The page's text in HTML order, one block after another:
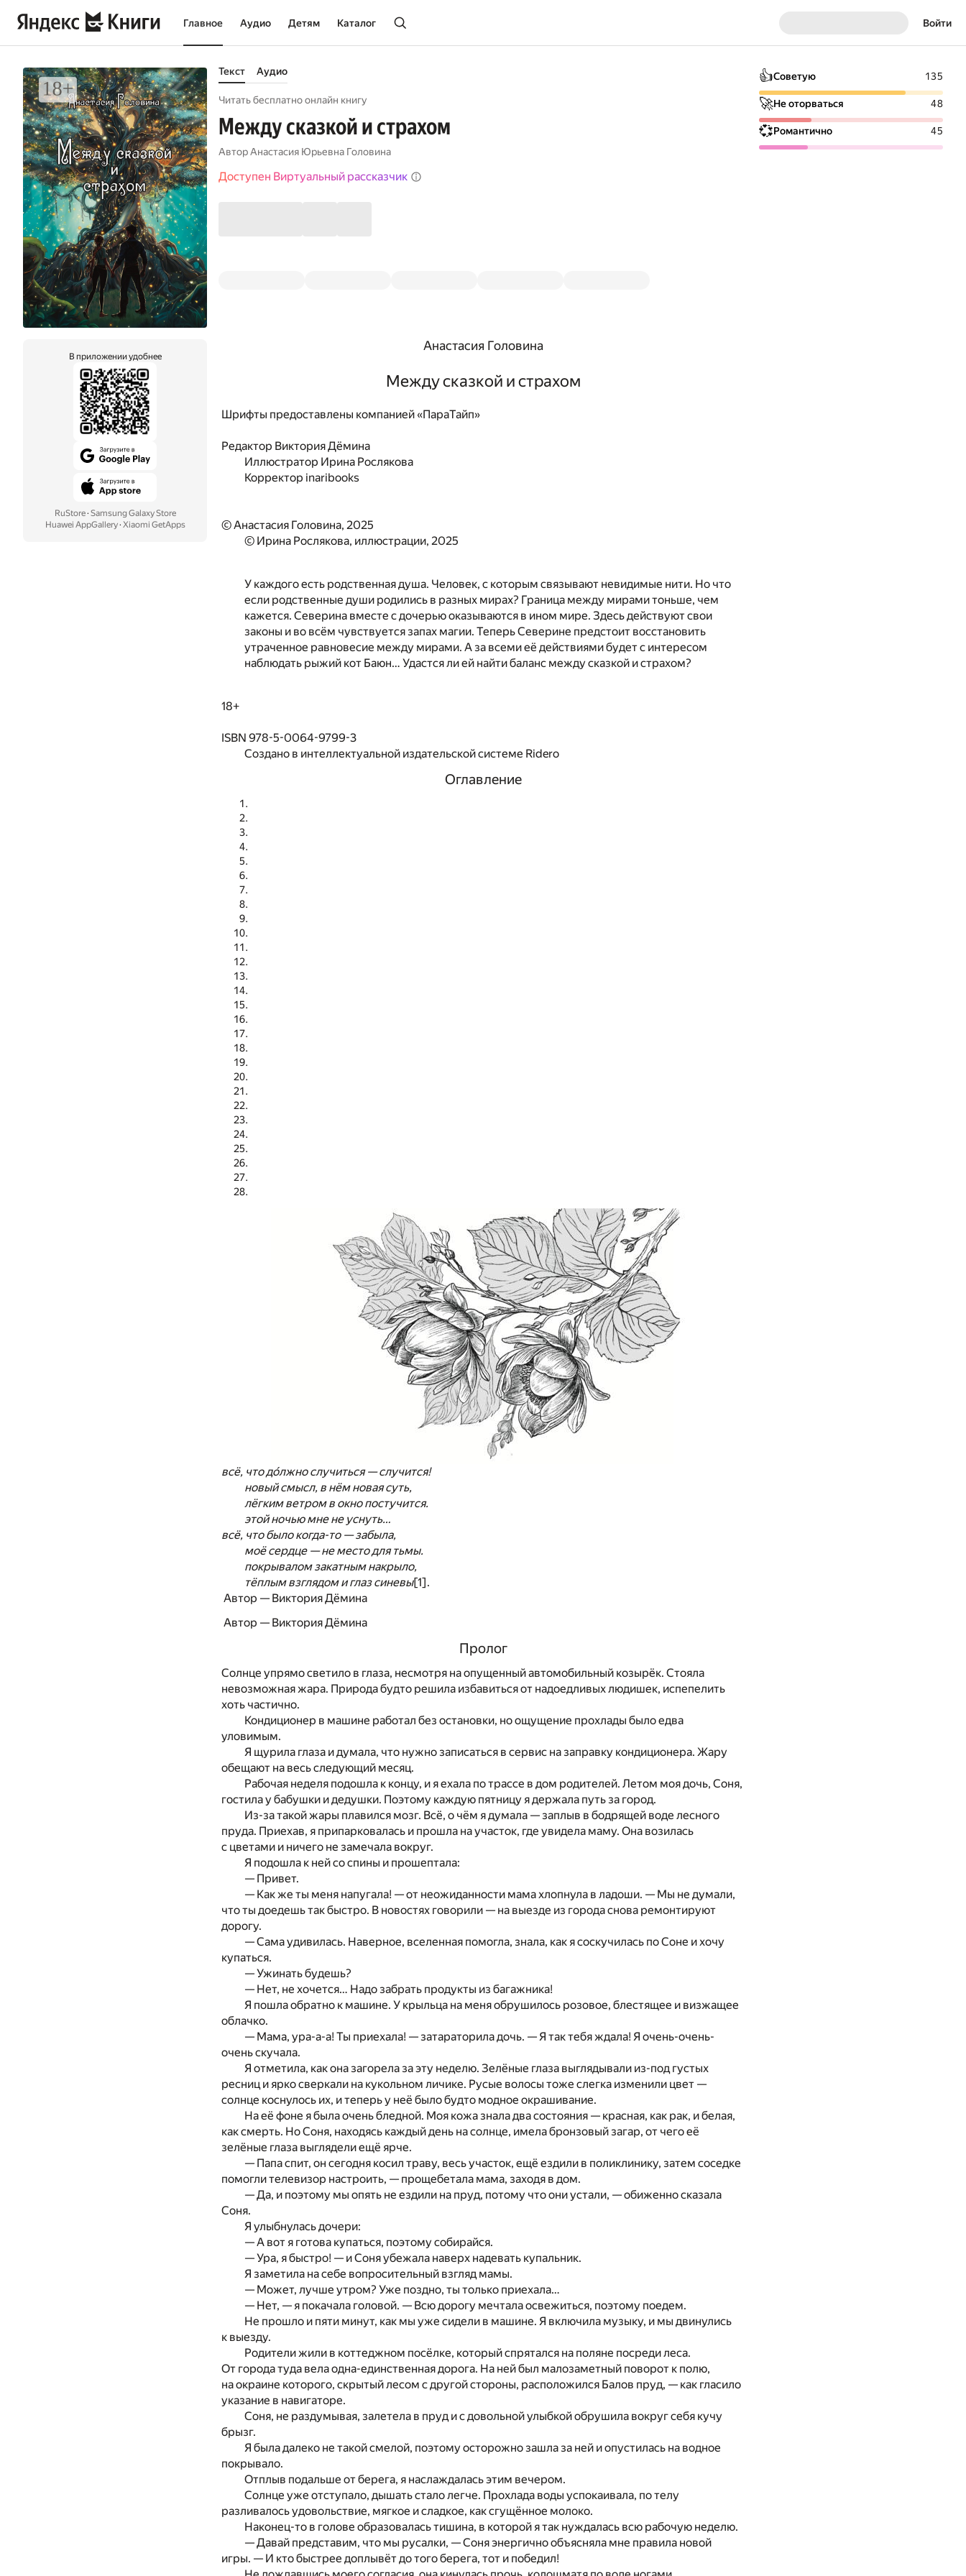
Главное Аудио Детям Каталог Войти
В приложении удобнее
RuStore· Samsung Galaxy Store
Huawei AppGallery· Xiaomi GetApps
Текст Аудио
Читать бесплатно онлайн книгу
Между сказкой и страхом
АвторАнастасия Юрьевна Головина
Доступен Виртуальный рассказчик
Анастасия Головина
Между сказкой и страхом
Шрифты предоставлены компанией «ПараТайп»
Редактор Виктория Дёмина
Иллюстратор Ирина Рослякова
Корректор inaribooks
© Анастасия Головина, 2025
© Ирина Рослякова, иллюстрации, 2025
У каждого есть родственная душа. Человек, с которым связывают невидимые нити. Но что
если родственные души родились в разных мирах? Граница между мирами тоньше, чем
кажется. Северина вместе с дочерью оказываются в ином мире. Здесь действуют свои
законы и во всём чувствуется запах магии. Теперь Северине предстоит восстановить
утраченное равновесие между мирами. А за всеми её действиями будет с интересом
наблюдать рыжий кот Баюн… Удастся ли ей найти баланс между сказкой и страхом?
18+
ISBN 978-5-0064-9799-3
Создано в интеллектуальной издательской системе Ridero
Оглавление
всё, что до́лжно случиться — случится!
новый смысл, в нём новая суть,
лёгким ветром в окно постучится.
этой ночью мне не уснуть…
всё, что было когда-то — забыла,
моё сердце — не место для тьмы.
покрывалом закатным накрыло,
тёплым взглядом и глаз синевы[1].
Автор — Виктория Дёмина
Автор — Виктория Дёмина
Пролог
Солнце упрямо светило в глаза, несмотря на опущенный автомобильный козырёк. Стояла
невозможная жара. Природа будто решила избавиться от надоедливых людишек, испепелить
хоть частично.
Кондиционер в машине работал без остановки, но ощущение прохлады было едва
уловимым.
Я щурила глаза и думала, что нужно записаться в сервис на заправку кондиционера. Жару
обещают на весь следующий месяц.
Рабочая неделя подошла к концу, и я ехала по трассе в дом родителей. Летом моя дочь, Соня,
гостила у бабушки и дедушки. Поэтому каждую пятницу я держала путь за город.
Из-за такой жары плавился мозг. Всё, о чём я думала — заплыв в бодрящей воде лесного
пруда. Приехав, я припарковалась и прошла на участок, где увидела маму. Она возилась
с цветами и ничего не замечала вокруг.
Я подошла к ней со спины и прошептала:
— Привет.
— Как же ты меня напугала! — от неожиданности мама хлопнула в ладоши. — Мы не думали,
что ты доедешь так быстро. В новостях говорили — на выезде из города снова ремонтируют
дорогу.
— Сама удивилась. Наверное, вселенная помогла, знала, как я соскучилась по Соне и хочу
купаться.
— Ужинать будешь?
— Нет, не хочется… Надо забрать продукты из багажника!
Я пошла обратно к машине. У крыльца на меня обрушилось розовое, блестящее и визжащее
облачко.
— Мама, ура-а-а! Ты приехала! — затараторила дочь. — Я так тебя ждала! Я очень-очень-
очень скучала.
Я отметила, как она загорела за эту неделю. Зелёные глаза выглядывали из-под густых
ресниц и ярко сверкали на кукольном личике. Русые волосы тоже слегка изменили цвет —
солнце коснулось их, и теперь у неё было будто модное окрашивание.
На её фоне я была очень бледной. Моя кожа знала два состояния — красная, как рак, и белая,
как смерть. Но Соня, находясь каждый день на солнце, имела бронзовый загар, от чего её
зелёные глаза выглядели ещё ярче.
— Папа спит, он сегодня косил траву, весь участок, ещё ездили в поликлинику, затем соседке
помогли телевизор настроить, — прощебетала мама, заходя в дом.
— Да, и поэтому мы опять не ездили на пруд, потому что они устали, — обиженно сказала
Соня.
Я улыбнулась дочери:
— А вот я готова купаться, поэтому собирайся.
— Ура, я быстро! — и Соня убежала наверх надевать купальник.
Я заметила на себе вопросительный взгляд мамы.
— Может, лучше утром? Уже поздно, ты только приехала…
— Нет, — я покачала головой. — Всю дорогу мечтала освежиться, поэтому поедем.
Не прошло и пяти минут, как мы уже сидели в машине. Я включила музыку, и мы двинулись
к выезду.
Родители жили в коттеджном посёлке, который спрятался на поляне посреди леса.
От города туда вела одна-единственная дорога. На ней был малозаметный поворот к полю,
на окраине которого, скрытый лесом с другой стороны, расположился Балов пруд, — как гласило
указание в навигаторе.
Соня, не раздумывая, залетела в пруд и с довольной улыбкой обрушила вокруг себя кучу
брызг.
Я была далеко не такой смелой, поэтому осторожно зашла за ней и опустилась на водное
покрывало.
Отплыв подальше от берега, я наслаждалась этим вечером.
Солнце уже отступало, дышать стало легче. Прохлада воды успокаивала, по телу
разливалось удовольствие, мягкое и сладкое, как сгущённое молоко.
Наконец-то в голове образовалась тишина, в которой я так нуждалась всю рабочую неделю.
— Давай представим, что мы русалки, — Соня энергично объясняла мне правила новой
игры. — И кто быстрее доплывёт до того берега, тот и победил!
👍Советую 135
🚀Не оторваться 48
💞Романтично 45